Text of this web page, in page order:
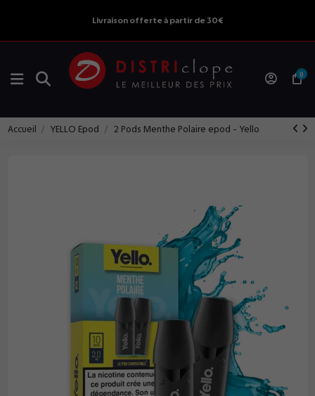
Livraison offerte à partir de 30€
0
Accueil YELLO Epod 2 Pods Menthe Polaire epod - Yello